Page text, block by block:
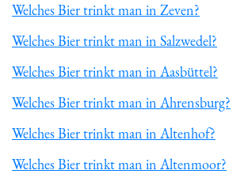
Welches Bier trinkt man in Zeven?
Welches Bier trinkt man in Salzwedel?
Welches Bier trinkt man in Aasbüttel?
Welches Bier trinkt man in Ahrensburg?
Welches Bier trinkt man in Altenhof?
Welches Bier trinkt man in Altenmoor?